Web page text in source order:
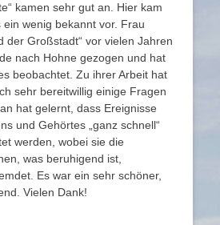
kamen sehr gut an. Hier kam
wenig bekannt vor. Frau
der Großstadt“ vor vielen Jahren
nach Hohne gezogen und hat
beobachtet. Zu ihrer Arbeit hat
sehr bereitwillig einige Fragen
hat gelernt, dass Ereignisse
und Gehörtes „ganz schnell“
werden, wobei sie die
was beruhigend ist,
Es war ein sehr schöner,
Vielen Dank!